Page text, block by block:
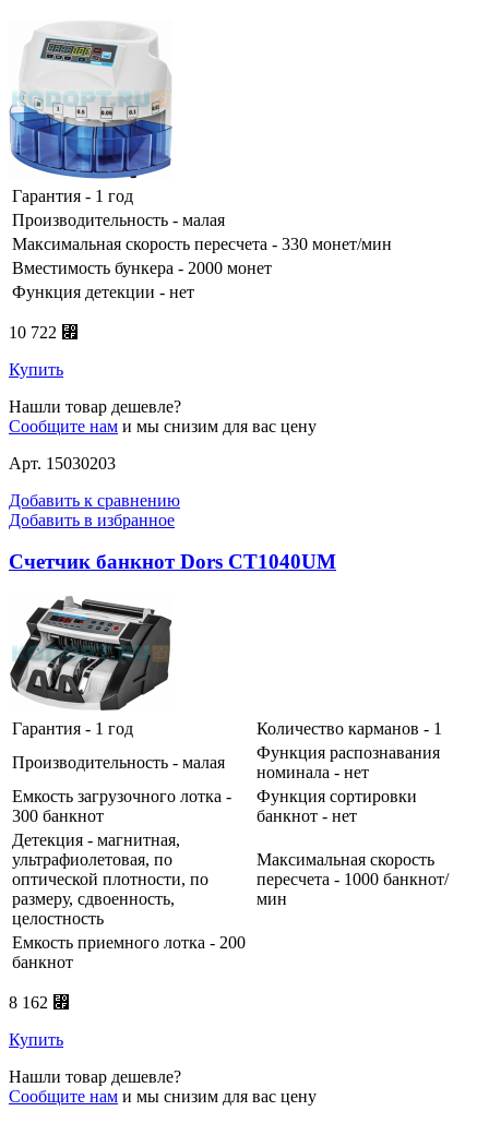
Гарантия - 1 год
Производительность - малая
Максимальная скорость пересчета - 330 монет/мин
Вместимость бункера - 2000 монет
Функция детекции - нет
10 722 ⃏
Купить
Нашли товар дешевле?
Сообщите нам и мы снизим для вас цену
Арт. 15030203
Добавить к сравнению
Добавить в избранное
Счетчик банкнот Dors CT1040UM
Гарантия - 1 год
Количество карманов - 1
Производительность - малая
Функция распознавания
номинала - нет
Емкость загрузочного лотка -
300 банкнот
Функция сортировки
банкнот - нет
Детекция - магнитная,
ультрафиолетовая, по
оптической плотности, по
размеру, сдвоенность,
целостность
Максимальная скорость
пересчета - 1000 банкнот/
мин
Емкость приемного лотка - 200
банкнот
8 162 ⃏
Купить
Нашли товар дешевле?
Сообщите нам и мы снизим для вас цену